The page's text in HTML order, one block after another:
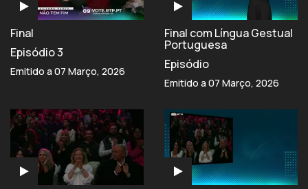
Final
Episódio 3
Emitido a 07 Março, 2026
Final com Língua Gestual
Portuguesa
Episódio
Emitido a 07 Março, 2026